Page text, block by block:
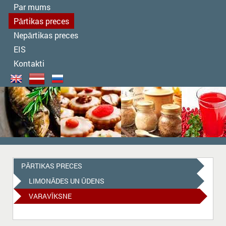
Par mums
Pārtikas preces
Nepārtikas preces
EIS
Kontakti
PĀRTIKAS PRECES
LIMONĀDES UN ŪDENS
VARAVĪKSNE